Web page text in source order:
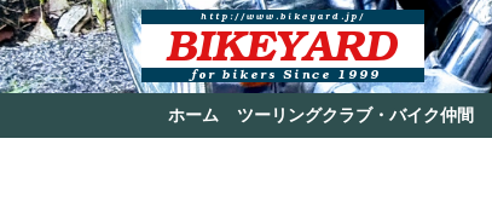
ホーム ツーリングクラブ・バイク仲間